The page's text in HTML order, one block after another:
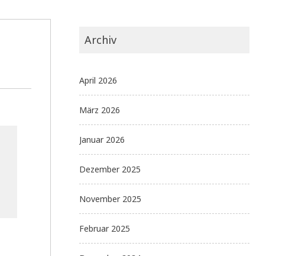
Archiv
April 2026
März 2026
Januar 2026
Dezember 2025
November 2025
Februar 2025